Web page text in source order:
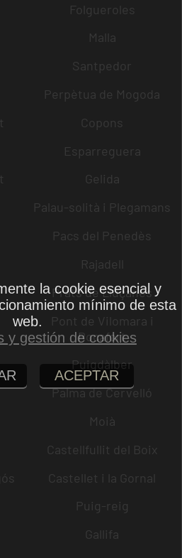
Folgueroles
Malla
Santpedor
Perpètua de Mogoda
Copons
Esparreguera
Gelida
Palau-solità i Plegamans
Pacs del Penedès
Rajadell
Prats de Lluçanès
Pont de Vilomara i
Rocafort
Puigdàlber
Palma de Cervelló
Moià
Castellfullit del Boix
Castellet i la Gornal
Puig-reig
Gallifa
la cookie esencial y
mínimo de esta
web.
y gestión de cookies
ACEPTAR